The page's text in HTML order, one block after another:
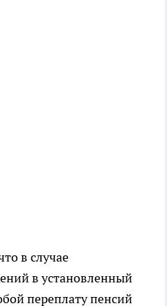
в случае
в установленный
переплату пенсий